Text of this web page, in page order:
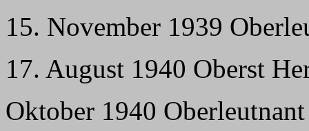
15. November 1939
17. August 1940 Oberst
Oktober 1940